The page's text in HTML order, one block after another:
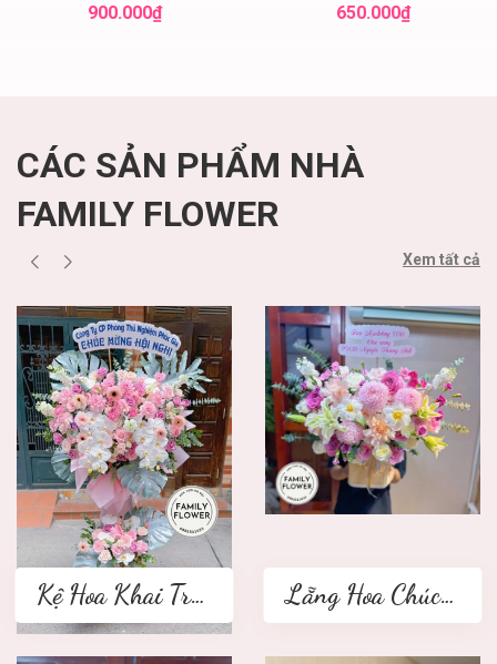
hoa đẹp
900.000₫
Nội
650.000₫
CÁC SẢN PHẨM NHÀ
FAMILY FLOWER
Xem tất cả
Kệ Hoa Khai Trương 2 tầng Lẵng Hoa Chúc Mừng